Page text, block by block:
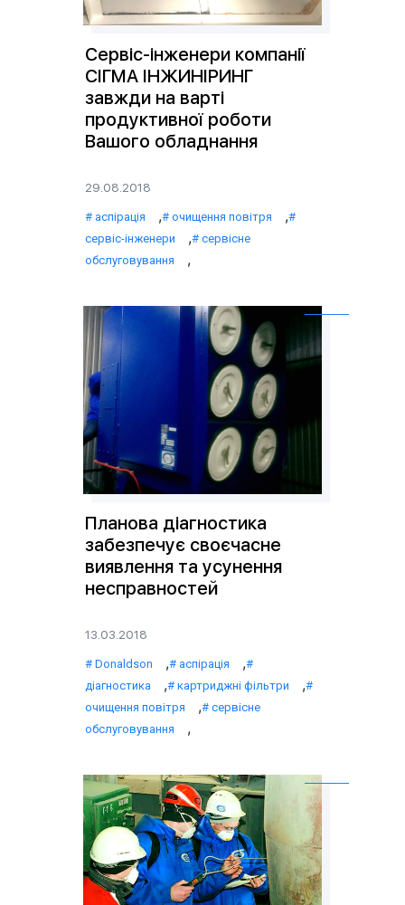
Сервіс-інженери компанії
СІГМА ІНЖИНІРИНГ
завжди на варті
продуктивної роботи
Вашого обладнання
29.08.2018
аспірація , очищення повітря ,
сервіс-інженери ,
сервісне
обслуговування
,
Планова діагностика
забезпечує своєчасне
виявлення та усунення
несправностей
13.03.2018
Donaldson , аспірація ,
діагностика , картриджні фільтри ,
очищення повітря ,
сервісне
обслуговування
,